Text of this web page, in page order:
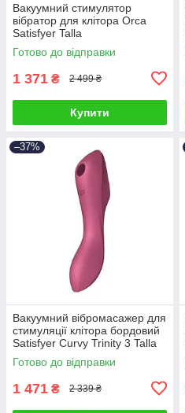
Вакуумний стимулятор
вібратор для клітора Orca
Satisfyer Talla
Готово до відправки
1 371 ₴ 2 499 ₴
Купити
–37%
Вакуумний вібромасажер для
стимуляції клітора бордовий
Satisfyer Curvy Trinity 3 Talla
Готово до відправки
1 471 ₴ 2 339 ₴